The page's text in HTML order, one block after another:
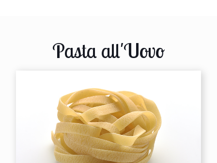
Pasta all'Uovo
Fettuccine #177